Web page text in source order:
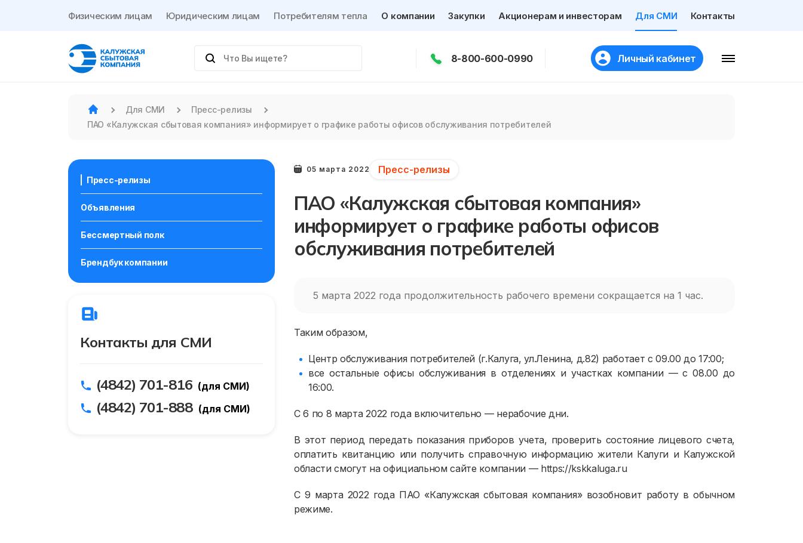
Физическим лицам Юридическим лицам Потребителям тепла О компании Закупки Акционерам и инвесторам Для СМИ Контакты
8-800-600-0990 Личный кабинет
Для СМИ
Пресс-релизы
ПАО «Калужская сбытовая компания» информирует о графике работы офисов обслуживания потребителей
Пресс-релизы
Объявления
Бессмертный полк
Брендбук компании
Контакты для СМИ
(4842) 701-816 (для СМИ)
(4842) 701-888 (для СМИ)
05 марта 2022 Пресс-релизы
ПАО «Калужская сбытовая компания»
информирует о графике работы офисов
обслуживания потребителей
5 марта 2022 года продолжительность рабочего времени сокращается на 1 час.
Таким образом,
Центр обслуживания потребителей (г.Калуга, ул.Ленина, д.82) работает с 09.00 до 17:00;
все остальные офисы обслуживания в отделениях и участках компании — с 08.00 до
16:00.
С 6 по 8 марта 2022 года включительно — нерабочие дни.
В этот период передать показания приборов учета, проверить состояние лицевого счета,
оплатить квитанцию или получить справочную информацию жители Калуги и Калужской
области смогут на официальном сайте компании — https://kskkaluga.ru
С 9 марта 2022 года ПАО «Калужская сбытовая компания» возобновит работу в обычном
режиме.